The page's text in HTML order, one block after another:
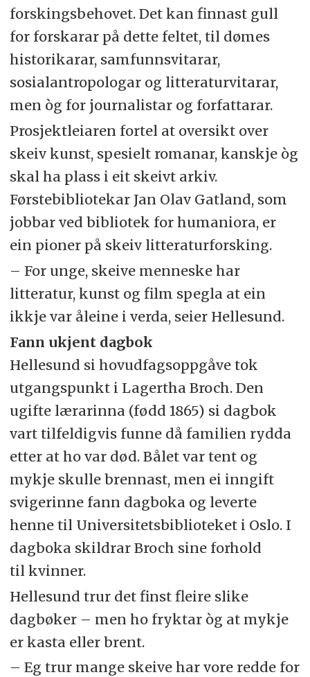
forskingsbehovet. Det kan finnast gull
for forskarar på dette feltet, til dømes
historikarar, samfunnsvitarar,
sosialantropologar og litteraturvitarar,
men òg for journalistar og forfattarar.
Prosjektleiaren fortel at oversikt over
skeiv kunst, spesielt romanar, kanskje òg
skal ha plass i eit skeivt arkiv.
Førstebibliotekar Jan Olav Gatland, som
jobbar ved bibliotek for humaniora, er
ein pioner på skeiv litteraturforsking.
– For unge, skeive menneske har
litteratur, kunst og film spegla at ein
ikkje var åleine i verda, seier Hellesund.
Fann ukjent dagbok
Hellesund si hovudfagsoppgåve tok
utgangspunkt i Lagertha Broch. Den
ugifte lærarinna (fødd 1865) si dagbok
vart tilfeldigvis funne då familien rydda
etter at ho var død. Bålet var tent og
mykje skulle brennast, men ei inngift
svigerinne fann dagboka og leverte
henne til Universitetsbiblioteket i Oslo. I
dagboka skildrar Broch sine forhold
til kvinner.
Hellesund trur det finst fleire slike
dagbøker – men ho fryktar òg at mykje
er kasta eller brent.
– Eg trur mange skeive har vore redde for